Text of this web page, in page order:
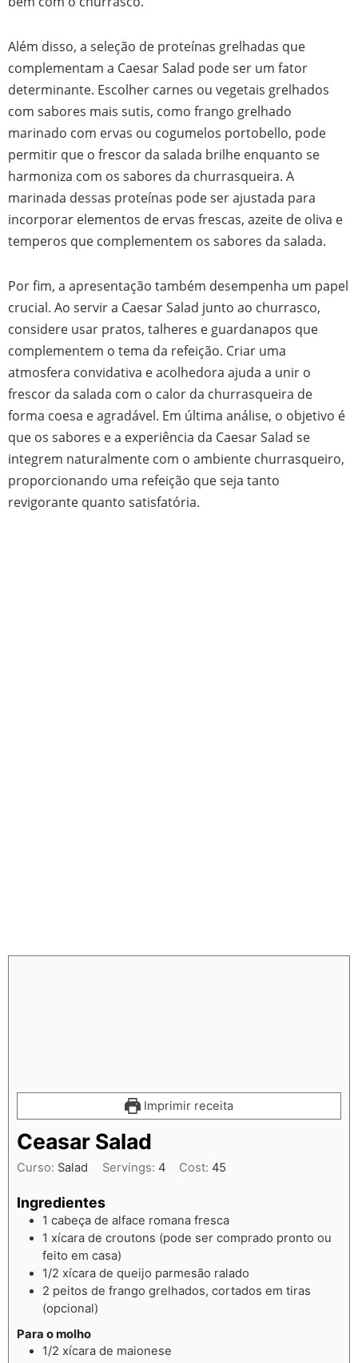
Além disso, a seleção de proteínas grelhadas que
complementam a Caesar Salad pode ser um fator
determinante. Escolher carnes ou vegetais grelhados
com sabores mais sutis, como frango grelhado
marinado com ervas ou cogumelos portobello, pode
permitir que o frescor da salada brilhe enquanto se
harmoniza com os sabores da churrasqueira. A
marinada dessas proteínas pode ser ajustada para
incorporar elementos de ervas frescas, azeite de oliva e
temperos que complementem os sabores da salada.
Por fim, a apresentação também desempenha um papel
crucial. Ao servir a Caesar Salad junto ao churrasco,
considere usar pratos, talheres e guardanapos que
complementem o tema da refeição. Criar uma
atmosfera convidativa e acolhedora ajuda a unir o
frescor da salada com o calor da churrasqueira de
forma coesa e agradável. Em última análise, o objetivo é
que os sabores e a experiência da Caesar Salad se
integrem naturalmente com o ambiente churrasqueiro,
proporcionando uma refeição que seja tanto
revigorante quanto satisfatória.
Imprimir receita
Ceasar Salad
Curso: Salad Servings: 4 Cost: 45
Ingredientes
1 cabeça de alface romana fresca
1 xícara de croutons (pode ser comprado pronto ou
feito em casa)
1/2 xícara de queijo parmesão ralado
2 peitos de frango grelhados, cortados em tiras
(opcional)
Para o molho
1/2 xícara de maionese